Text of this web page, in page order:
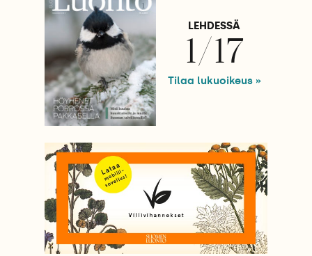
LEHDESSÄ
1/17
Tilaa lukuoikeus »